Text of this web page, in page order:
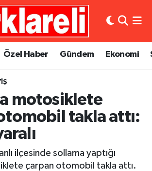
Özel Haber Gündem Ekonomi
motosiklete
takla attı:
ilçesinde sollama yaptığı
çarpan otomobil takla attı.
Eczaneler
Yoğunluk Haritası
Durumu ve Fikstür
Haberleri